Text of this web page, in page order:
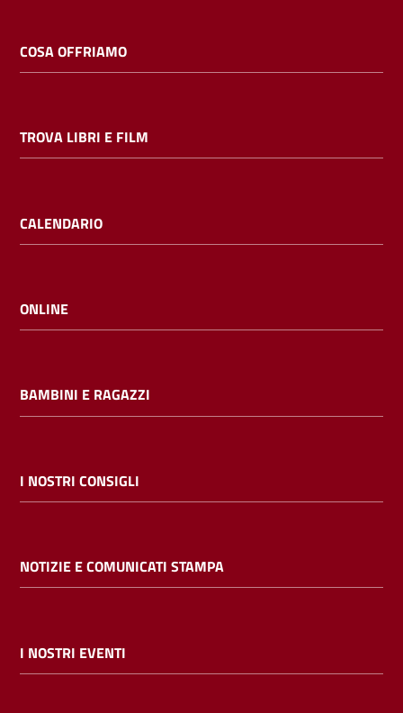
COSA OFFRIAMO
TROVA LIBRI E FILM
CALENDARIO
ONLINE
BAMBINI E RAGAZZI
I NOSTRI CONSIGLI
NOTIZIE E COMUNICATI STAMPA
I NOSTRI EVENTI